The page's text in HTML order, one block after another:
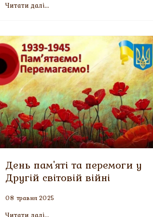
Читати далі...
День пам'яті та перемоги у
Другій світовій війні
08 травня 2025
Читати далі...